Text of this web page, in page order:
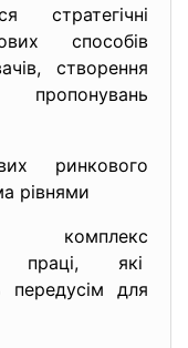
стратегічні
способів
створення
ринкового
рівнями
праці, які
передусім для